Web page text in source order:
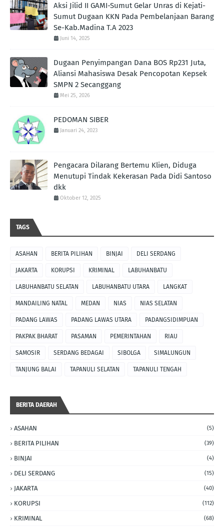
Aksi Jilid II GAMI-Sumut Gelar Unras di Kejati-
Sumut Dugaan KKN Pada Pembelanjaan Barang
Se-Kab.Madina T.A 2023
Juni 14, 2025
Dugaan Penyimpangan Dana BOS Rp231 Juta,
Aliansi Mahasiswa Desak Pencopotan Kepsek
SMPN 2 Secanggang
Mei 25, 2026
PEDOMAN SIBER
Januari 24, 2023
Pengacara Dilarang Bertemu Klien, Diduga
Menutupi Tindak Kekerasan Pada Didi Santoso
dkk
Oktober 12, 2025
TAGS
ASAHAN BERITA PILIHAN BINJAI DELI SERDANG
JAKARTA KORUPSI KRIMINAL LABUHANBATU
LABUHANBATU SELATAN LABUHANBATU UTARA LANGKAT
MANDAILING NATAL MEDAN NIAS NIAS SELATAN
PADANG LAWAS PADANG LAWAS UTARA PADANGSIDIMPUAN
PAKPAK BHARAT PASAMAN PEMERINTAHAN RIAU
SAMOSIR SERDANG BEDAGAI SIBOLGA SIMALUNGUN
TANJUNG BALAI TAPANULI SELATAN TAPANULI TENGAH
BERITA DAERAH
ASAHAN (5)
BERITA PILIHAN (39)
BINJAI (4)
DELI SERDANG (15)
JAKARTA (40)
KORUPSI (112)
KRIMINAL (68)